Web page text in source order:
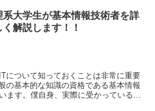
系大学生が基本情報技術者を詳
く解説します！！
について知っておくことは非常に重要
の基本的な知識の資格である基本情報
ます。僕自身、実際に受かっているの